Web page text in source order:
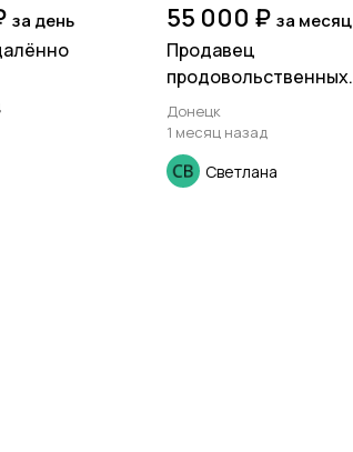
за день 55 000 ₽ за месяц
Продавец
продовольственных
товаров.
Донецк
1 месяц назад
Светлана